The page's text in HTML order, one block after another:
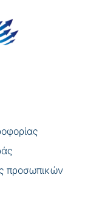
προσωπικών